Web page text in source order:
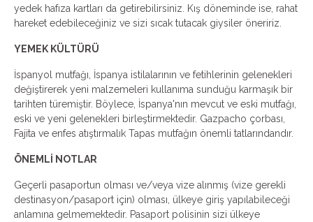
yedek hafıza kartları da getirebilirsiniz. Kış döneminde ise, rahat
hareket edebileceğiniz ve sizi sıcak tutacak giysiler öneririz.
YEMEK KÜLTÜRÜ
İspanyol mutfağı, İspanya istilalarının ve fetihlerinin gelenekleri
değiştirerek yeni malzemeleri kullanıma sunduğu karmaşık bir
tarihten türemiştir. Böylece, İspanya'nın mevcut ve eski mutfağı,
eski ve yeni gelenekleri birleştirmektedir. Gazpacho çorbası,
Fajita ve enfes atıştırmalık Tapas mutfağın önemli tatlarındandır.
ÖNEMLİ NOTLAR
Geçerli pasaportun olması ve/veya vize alınmış (vize gerekli
destinasyon/pasaport için) olması, ülkeye giriş yapılabileceği
anlamına gelmemektedir. Pasaport polisinin sizi ülkeye